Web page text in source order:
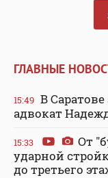
ГЛАВНЫЕ
15:49 В
адвокат
15:33
От
ударной
до третьего